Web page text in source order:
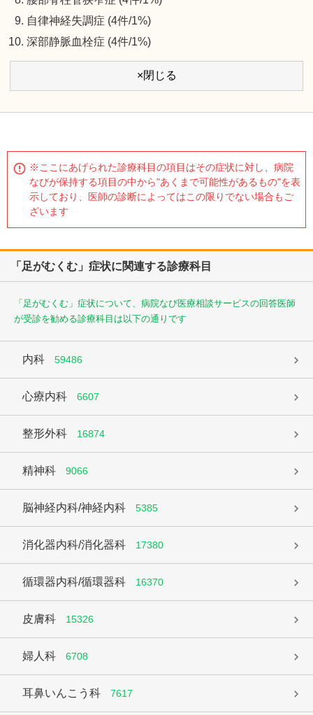
自律神経失調症 (4件/1%)
深部静脈血栓症 (4件/1%)
×閉じる
※ここにあげられた診療科目の項目はその症状に対し、病院
なびが保持する項目の中から"あくまで可能性があるもの"を表
示しており、医師の診断によってはこの限りでない場合もご
ざいます
「足がむくむ」症状に関連する診療科目
「足がむくむ」症状について、病院なび医療相談サービスの回答医師
が受診を勧める診療科目は以下の通りです
内科 59486
心療内科 6607
整形外科 16874
精神科 9066
脳神経内科/神経内科 5385
消化器内科/消化器科 17380
循環器内科/循環器科 16370
皮膚科 15326
婦人科 6708
耳鼻いんこう科 7617